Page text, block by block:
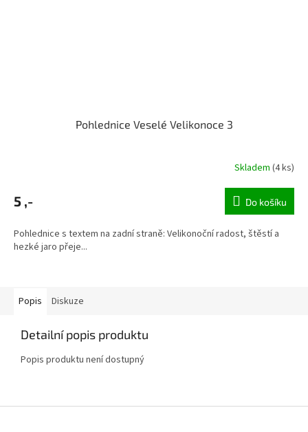
Pohlednice Veselé Velikonoce 3
Skladem (4 ks)
5 ,- Do košíku
Pohlednice s textem na zadní straně: Velikonoční radost, štěstí a
hezké jaro přeje...
Popis Diskuze
Detailní popis produktu
Popis produktu není dostupný